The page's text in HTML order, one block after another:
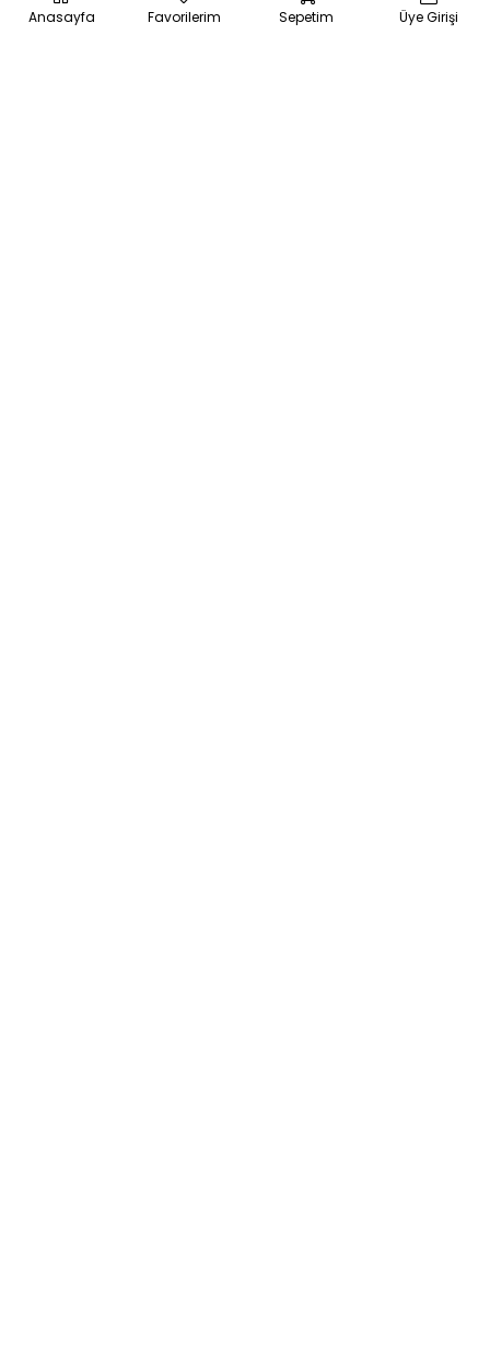
Anasayfa Favorilerim Sepetim Üye Girişi